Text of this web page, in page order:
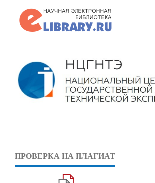
ПРОВЕРКА НА ПЛАГИАТ